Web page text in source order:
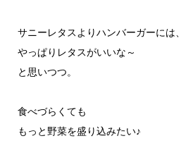
サニーレタスよりハンバーガーには、
やっぱりレタスがいいな～
と思いつつ。
食べづらくても
もっと野菜を盛り込みたい♪